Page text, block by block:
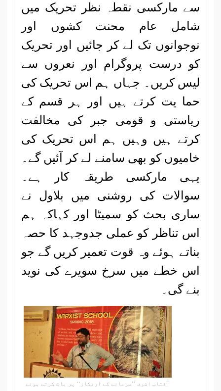
سے مارکسی نقطہ نظر تحریک میں
شامل عام محنت کشوں اور
نوجوانوں تک لے کر جائیں اور تحریک
کو درست پروگرام اور نعروں سے
لیس کریں۔ جہاں ہم اس تحریک کی
حما یت کرتے ہیں اور ہر قسم کے
ریاستی و قومی جبر کی مخالفت
کرتے ہیں وہیں ہم اس تحریک کی
خامیوں کو بھی سامنے لے کر آئیں گے۔
یہی مارکسی طریقہ کار ہے۔
سوالات کی روشنی میں بلاول نے
ساری بحث کو سمیٹا اور کہاکہ ہم
اس تناظر کو عملی جدوجہد کا حصہ
بناتے ہوئے وہ قوت تعمیر کریں گے جو
اس خطے میں سرخ سویرے کی نوید
بنے گی۔
آفتاب اشرف ’’سرمائے کے ارتکاز‘‘ پر بات کرتے ہوئے